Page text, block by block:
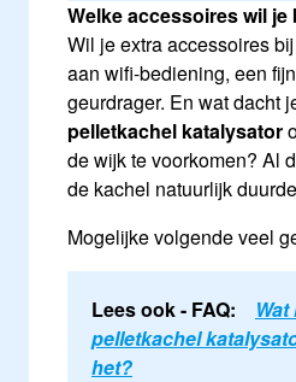
Welke accessoires wil je
Wil je extra accessoires
aan wifi-bediening, een
geurdrager. En wat dacht
pelletkachel katalysator
de wijk te voorkomen? Al
de kachel natuurlijk
Mogelijke volgende veel
Lees ook - FAQ:
pelletkachel
het?